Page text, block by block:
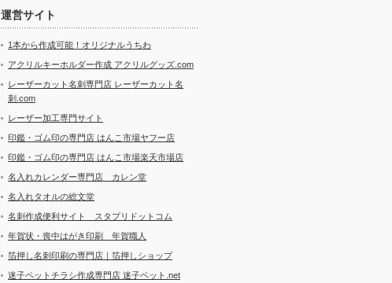
運営サイト
1本から作成可能！オリジナルうちわ
アクリルキーホルダー作成 アクリルグッズ.com
レーザーカット名刺専門店 レーザーカット名
刺.com
レーザー加工専門サイト
印鑑・ゴム印の専門店 はんこ市場ヤフー店
印鑑・ゴム印の専門店 はんこ市場楽天市場店
名入れカレンダー専門店 カレン堂
名入れタオルの総文堂
名刺作成便利サイト スタプリドットコム
年賀状・喪中はがき印刷 年賀職人
箔押し名刺印刷の専門店｜箔押しショップ
迷子ペットチラシ作成専門店 迷子ペット.net